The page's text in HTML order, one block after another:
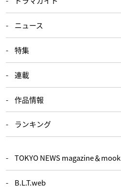
ニュース
特集
連載
作品情報
ランキング
TOKYO NEWS magazine＆mook
B.L.T.web